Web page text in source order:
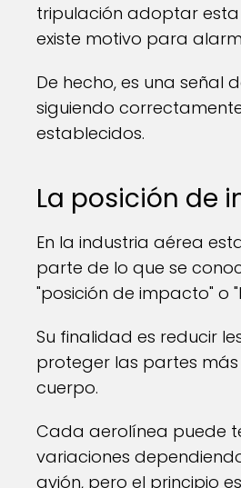
tripulación adoptar
existe motivo para
De hecho, es una señal
siguiendo
establecidos.
La posición de
En la industria aérea
parte de lo que se
"posición de impacto" o
Su finalidad es reducir
proteger las partes
cuerpo.
Cada aerolínea puede
variaciones
avión, pero el principio